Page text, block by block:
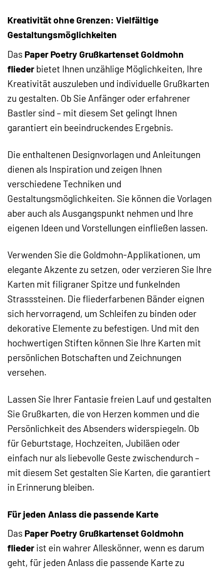
Kreativität ohne Grenzen: Vielfältige
Gestaltungsmöglichkeiten
Das Paper Poetry Grußkartenset Goldmohn
flieder bietet Ihnen unzählige Möglichkeiten, Ihre
Kreativität auszuleben und individuelle Grußkarten
zu gestalten. Ob Sie Anfänger oder erfahrener
Bastler sind – mit diesem Set gelingt Ihnen
garantiert ein beeindruckendes Ergebnis.
Die enthaltenen Designvorlagen und Anleitungen
dienen als Inspiration und zeigen Ihnen
verschiedene Techniken und
Gestaltungsmöglichkeiten. Sie können die Vorlagen
aber auch als Ausgangspunkt nehmen und Ihre
eigenen Ideen und Vorstellungen einfließen lassen.
Verwenden Sie die Goldmohn-Applikationen, um
elegante Akzente zu setzen, oder verzieren Sie Ihre
Karten mit filigraner Spitze und funkelnden
Strasssteinen. Die fliederfarbenen Bänder eignen
sich hervorragend, um Schleifen zu binden oder
dekorative Elemente zu befestigen. Und mit den
hochwertigen Stiften können Sie Ihre Karten mit
persönlichen Botschaften und Zeichnungen
versehen.
Lassen Sie Ihrer Fantasie freien Lauf und gestalten
Sie Grußkarten, die von Herzen kommen und die
Persönlichkeit des Absenders widerspiegeln. Ob
für Geburtstage, Hochzeiten, Jubiläen oder
einfach nur als liebevolle Geste zwischendurch –
mit diesem Set gestalten Sie Karten, die garantiert
in Erinnerung bleiben.
Für jeden Anlass die passende Karte
Das Paper Poetry Grußkartenset Goldmohn
flieder ist ein wahrer Alleskönner, wenn es darum
geht, für jeden Anlass die passende Karte zu